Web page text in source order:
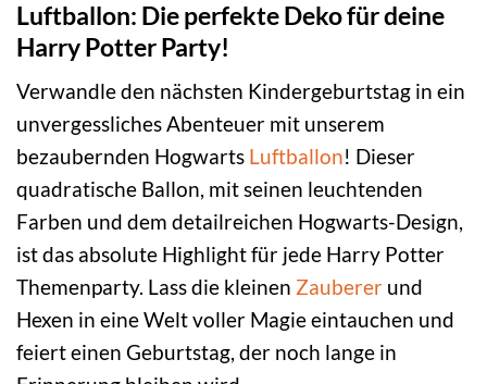
Luftballon: Die perfekte Deko für deine
Harry Potter Party!
Verwandle den nächsten Kindergeburtstag in ein
unvergessliches Abenteuer mit unserem
bezaubernden Hogwarts Luftballon! Dieser
quadratische Ballon, mit seinen leuchtenden
Farben und dem detailreichen Hogwarts-Design,
ist das absolute Highlight für jede Harry Potter
Themenparty. Lass die kleinen Zauberer und
Hexen in eine Welt voller Magie eintauchen und
feiert einen Geburtstag, der noch lange in